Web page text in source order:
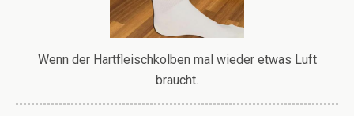
Wenn der Hartfleischkolben mal wieder etwas Luft
braucht.